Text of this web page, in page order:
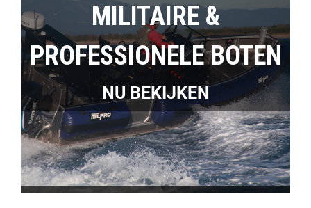
MILITAIRE &
PROFESSIONELE BOTEN
NU BEKIJKEN